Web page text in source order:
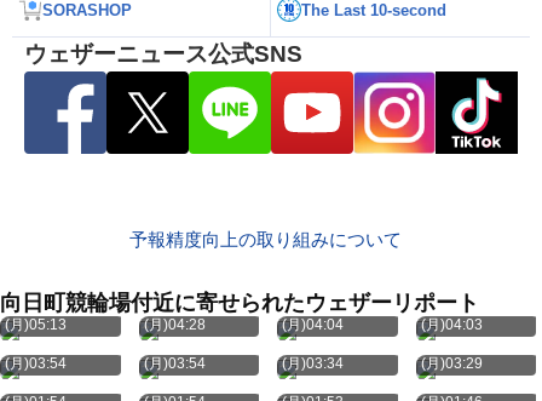
SORASHOP The Last 10-second
ウェザーニュース公式SNS
予報精度向上の取り組みについて
向日町競輪場付近に寄せられたウェザーリポート
8月10日
(月)05:13
8月10日
(月)04:28
8月10日
(月)04:04
8月10日
(月)04:03
8月10日
(月)03:54
8月10日
(月)03:54
8月10日
(月)03:34
8月10日
(月)03:29
8月10日
8月10日
8月10日
8月10日